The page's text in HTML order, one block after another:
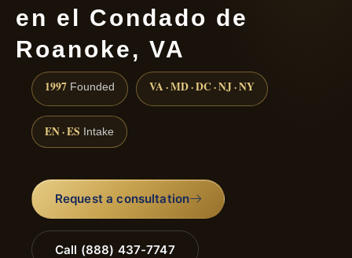
en el Condado de
Roanoke, VA
1997 Founded VA · MD · DC · NJ · NY
EN · ES Intake
Request a consultation
Call (888) 437-7747